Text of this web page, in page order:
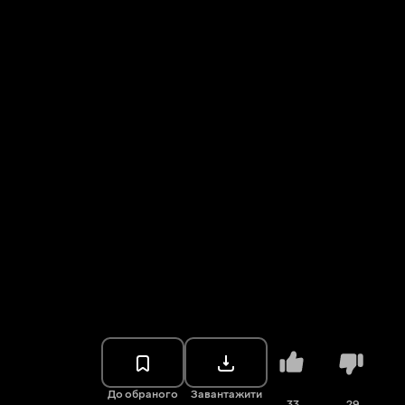
До обраного Завантажити